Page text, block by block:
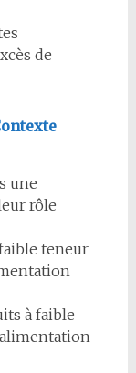
de
une
rôle
teneur
à faible